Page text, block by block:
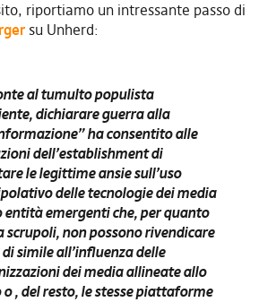
riportiamo un intressante passo di
su Unherd:
al tumulto populista
dichiarare guerra alla
ha consentito alle
dell’establishment di
le legittime ansie sull’uso
delle tecnologie dei media
entità emergenti che, per quanto
scrupoli, non possono rivendicare
simile all’influenza delle
dei media allineate allo
, del resto, le stesse piattaforme